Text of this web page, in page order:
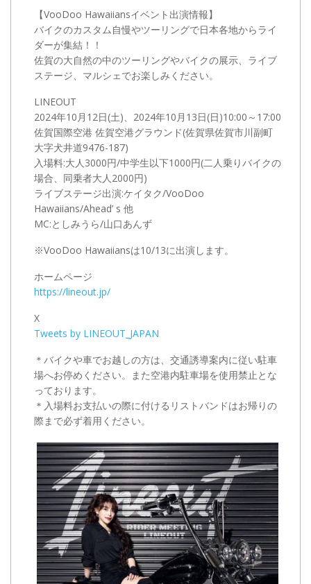
【VooDoo Hawaiiansイベント出演情報】
バイクのカスタム自慢やツーリングで日本各地からライ
ダーが集結！！
佐賀の大自然の中のツーリングやバイクの展示、ライブ
ステージ、マルシェでお楽しみください。
LINEOUT
2024年10月12日(土)、2024年10月13日(日)10:00～17:00
佐賀国際空港 佐賀空港グラウンド(佐賀県佐賀市川副町
大字犬井道9476-187)
入場料:大人3000円/中学生以下1000円(二人乗りバイクの
場合、同乗者大人2000円)
ライブステージ出演:ケイタク/VooDoo
Hawaiians/Ahead’ s 他
MC:としみうら/山口あんず
※VooDoo Hawaiiansは10/13に出演します。
ホームページ
https://lineout.jp/
X
Tweets by LINEOUT_JAPAN
＊バイクや車でお越しの方は、交通誘導案内に従い駐車
場へお停めください。また空港内駐車場を使用禁止とな
っております。
＊入場料お支払いの際に付けるリストバンドはお帰りの
際まで必ず着用ください。